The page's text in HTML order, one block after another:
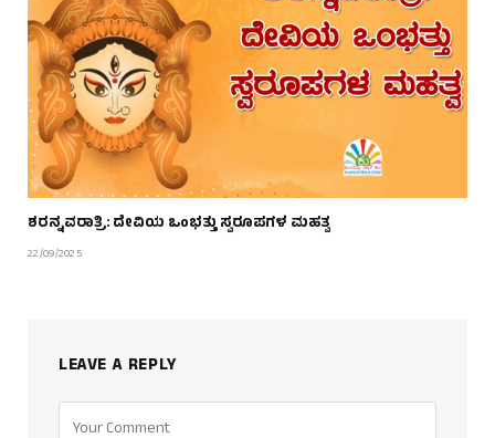
ಶರನ್ನವರಾತ್ರಿ: ದೇವಿಯ ಒಂಭತ್ತು ಸ್ವರೂಪಗಳ ಮಹತ್ವ
22/09/2025
LEAVE A REPLY